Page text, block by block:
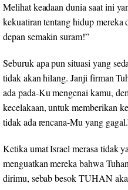
Melihat keadaan dunia saat ini
kekuatiran tentang hidup mereka
depansemakinsuram!”
Seburuk apa pun situasi yang
tidak akan hilang. Janji firman
adapada-Ku mengenai kamu,
kecelakaan,untuk memberikan
tidakadarencana-Mu yang gagal.
Ketika umat Israel merasa tidak
menguatkan mereka bahwa
dirimu, sebabbesokTUHAN